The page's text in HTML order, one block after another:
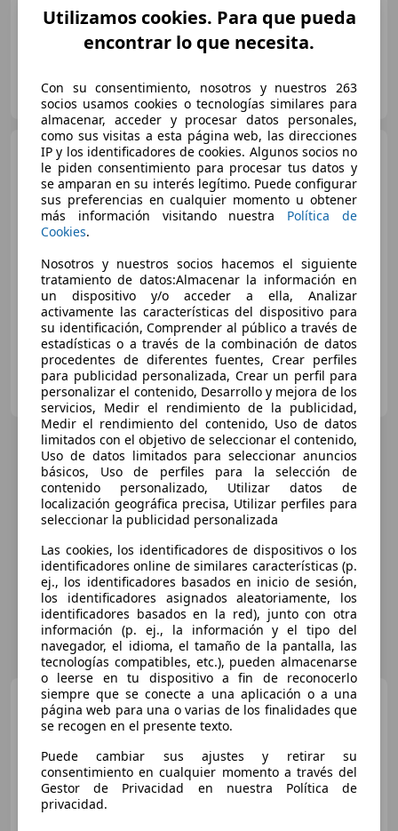
Particular
ES-36390 Vigo
Audi SQ7 TDI quattro tiptronic
Buenprecio
01/2020 99.800 km Diésel 320 kW (435 CV)
MDS MOTOR
ES-28670 VILLAVICIOSA DE ODON
Audi SQ74.0 TDI quattro
tiptronic
€ 39.790
Utilizamos cookies. Para que pueda
encontrar lo que necesita.
Con su consentimiento, nosotros y nuestros 263
socios usamos cookies o tecnologías similares para
almacenar, acceder y procesar datos personales,
como sus visitas a esta página web, las direcciones
IP y los identificadores de cookies. Algunos socios no
le piden consentimiento para procesar tus datos y
se amparan en su interés legítimo. Puede configurar
sus preferencias en cualquier momento u obtener
más información visitando nuestra Política de
Cookies.
Nosotros y nuestros socios hacemos el siguiente
tratamiento de datos:Almacenar la información en
un dispositivo y/o acceder a ella, Analizar
activamente las características del dispositivo para
su identificación, Comprender al público a través de
estadísticas o a través de la combinación de datos
procedentes de diferentes fuentes, Crear perfiles
para publicidad personalizada, Crear un perfil para
personalizar el contenido, Desarrollo y mejora de los
servicios, Medir el rendimiento de la publicidad,
Medir el rendimiento del contenido, Uso de datos
limitados con el objetivo de seleccionar el contenido,
Uso de datos limitados para seleccionar anuncios
básicos, Uso de perfiles para la selección de
contenido personalizado, Utilizar datos de
localización geográfica precisa, Utilizar perfiles para
seleccionar la publicidad personalizada
Las cookies, los identificadores de dispositivos o los
identificadores online de similares características (p.
ej., los identificadores basados en inicio de sesión,
los identificadores asignados aleatoriamente, los
identificadores basados en la red), junto con otra
información (p. ej., la información y el tipo del
navegador, el idioma, el tamaño de la pantalla, las
tecnologías compatibles, etc.), pueden almacenarse
o leerse en tu dispositivo a fin de reconocerlo
siempre que se conecte a una aplicación o a una
página web para una o varias de los finalidades que
se recogen en el presente texto.
Puede cambiar sus ajustes y retirar su
consentimiento en cualquier momento a través del
Gestor de Privacidad en nuestra Política de
privacidad.